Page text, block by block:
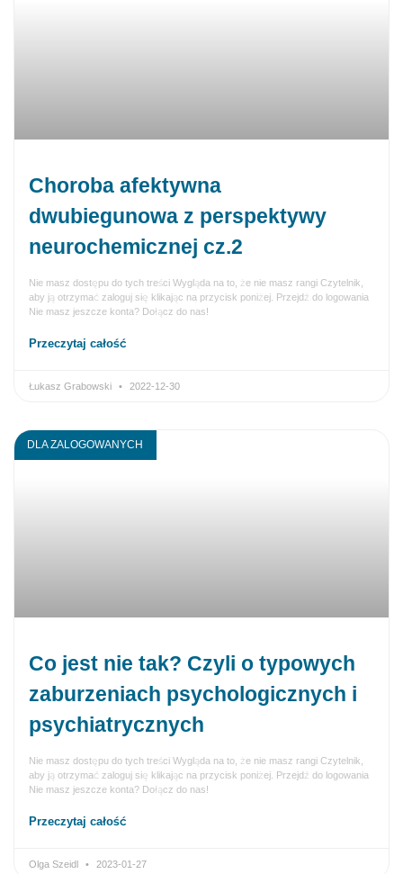
Choroba afektywna
dwubiegunowa z perspektywy
neurochemicznej cz.2
Nie masz dostępu do tych treści Wygląda na to, że nie masz rangi Czytelnik,
aby ją otrzymać zaloguj się klikając na przycisk poniżej. Przejdź do logowania
Nie masz jeszcze konta? Dołącz do nas!
Przeczytaj całość
Łukasz Grabowski 2022-12-30
DLA ZALOGOWANYCH
Co jest nie tak? Czyli o typowych
zaburzeniach psychologicznych i
psychiatrycznych
Nie masz dostępu do tych treści Wygląda na to, że nie masz rangi Czytelnik,
aby ją otrzymać zaloguj się klikając na przycisk poniżej. Przejdź do logowania
Nie masz jeszcze konta? Dołącz do nas!
Przeczytaj całość
Olga Szeidl 2023-01-27